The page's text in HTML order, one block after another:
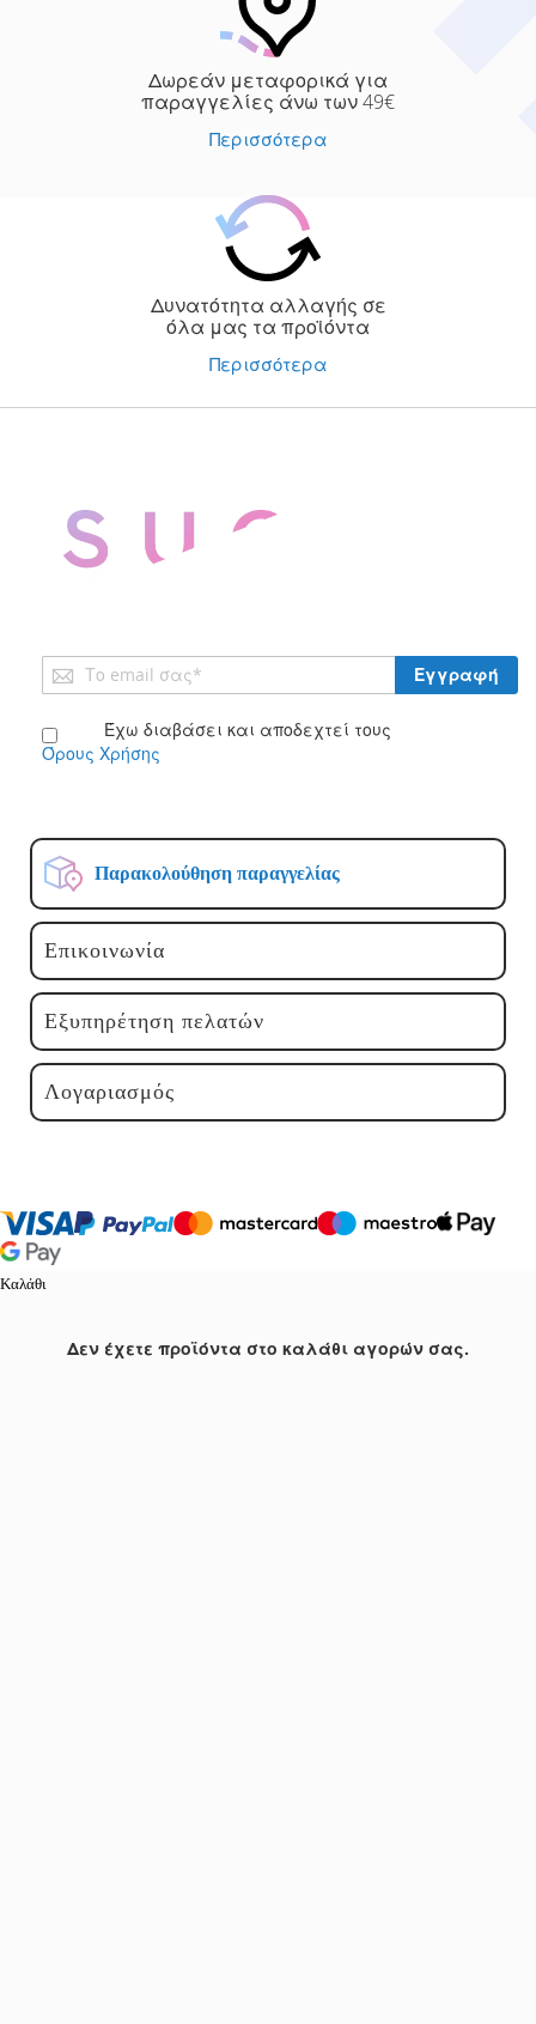
Δωρεάν μεταφορικά για
παραγγελίες άνω των 49€
Περισσότερα
Δυνατότητα αλλαγής σε
όλα μας τα προϊόντα
Περισσότερα
Παρακολούθηση παραγγελίας
Επικοινωνία
Εξυπηρέτηση πελατών
Λογαριασμός
Εγγραφή
στο
Δελτίο: Έχω διαβάσει και αποδεχτεί τους
Όρους Χρήσης
Εγγραφή
Καλάθι
Δεν έχετε προϊόντα στο καλάθι αγορών σας.